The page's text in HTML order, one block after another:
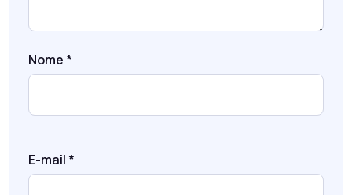
Nome *
E-mail *